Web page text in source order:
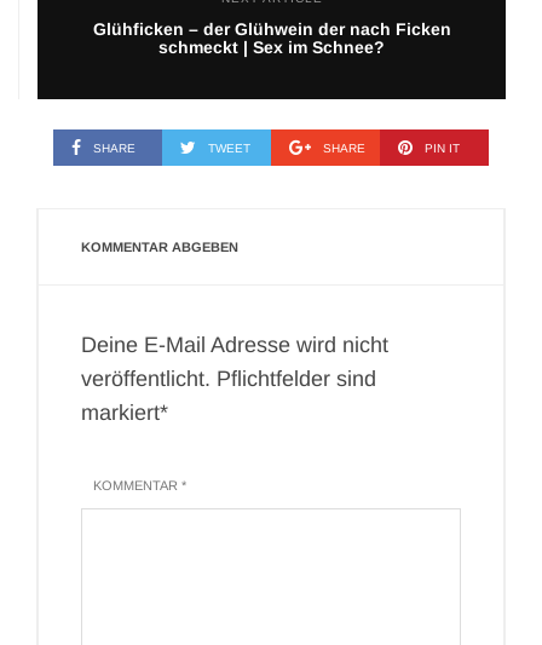
Glühficken – der Glühwein der nach Ficken
schmeckt | Sex im Schnee?
SHARE TWEET SHARE PIN IT
KOMMENTAR ABGEBEN
Deine E-Mail Adresse wird nicht
veröffentlicht. Pflichtfelder sind
markiert*
KOMMENTAR *